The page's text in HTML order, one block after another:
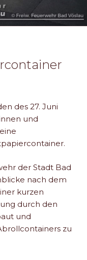
des 27. Juni
und
der Stadt Bad
nach dem
kurzen
durch den
und
zu